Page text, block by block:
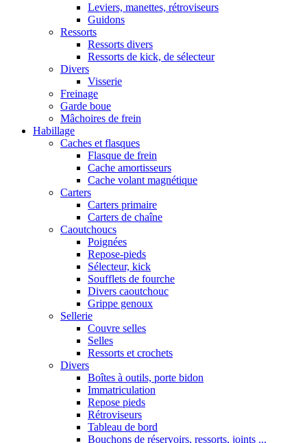
Leviers, manettes, rétroviseurs
Guidons
Ressorts
Ressorts divers
Ressorts de kick, de sélecteur
Divers
Visserie
Freinage
Garde boue
Mâchoires de frein
Habillage
Caches et flasques
Flasque de frein
Cache amortisseurs
Cache volant magnétique
Carters
Carters primaire
Carters de chaîne
Caoutchoucs
Poignées
Repose-pieds
Sélecteur, kick
Soufflets de fourche
Divers caoutchouc
Grippe genoux
Sellerie
Couvre selles
Selles
Ressorts et crochets
Divers
Boîtes à outils, porte bidon
Immatriculation
Repose pieds
Rétroviseurs
Tableau de bord
Bouchons de réservoirs, ressorts, joints ...